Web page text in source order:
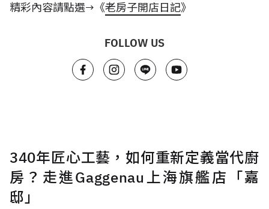
精彩內容請點選→《老房子開店日記》
FOLLOW US
340年匠心工藝，如何重新定義當代廚
房？走進Gaggenau上海旗艦店「嘉
邸」